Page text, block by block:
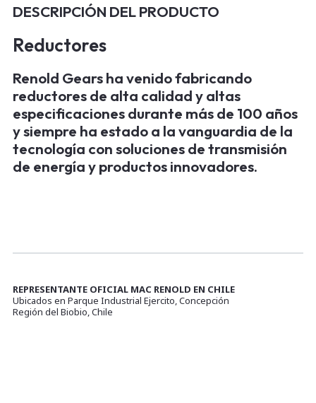
DESCRIPCIÓN DEL PRODUCTO
Reductores
Renold Gears ha venido fabricando
reductores de alta calidad y altas
especificaciones durante más de 100 años
y siempre ha estado a la vanguardia de la
tecnología con soluciones de transmisión
de energía y productos innovadores.
REPRESENTANTE OFICIAL MAC RENOLD EN CHILE
Ubicados en Parque Industrial Ejercito, Concepción
Región del Biobio, Chile